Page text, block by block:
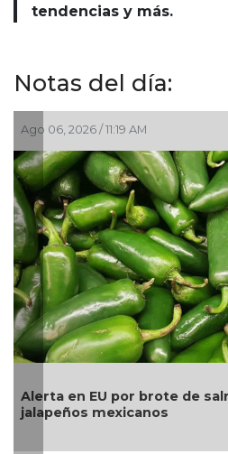
tendencias y más.
Notas del día:
ligada a
La